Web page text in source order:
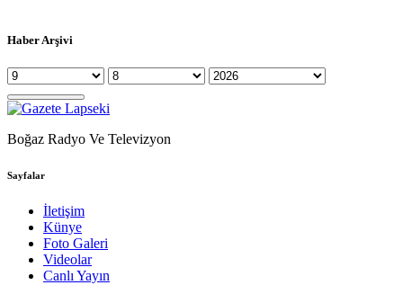
Haber Arşivi
Boğaz Radyo Ve Televizyon
Sayfalar
İletişim
Künye
Foto Galeri
Videolar
Canlı Yayın